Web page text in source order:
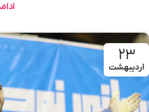
۲۳
اردیبهشت